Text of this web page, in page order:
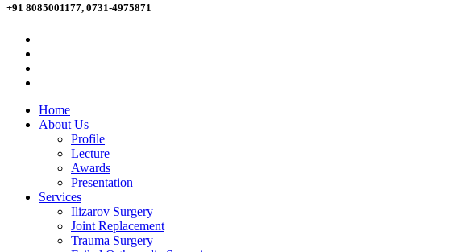
+91 8085001177, 0731-4975871
Home
About Us
Profile
Lecture
Awards
Presentation
Services
Ilizarov Surgery
Joint Replacement
Trauma Surgery